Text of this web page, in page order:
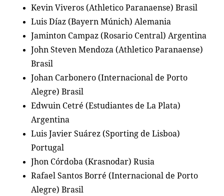
Kevin Viveros (Athletico Paranaense) Brasil
Luis Díaz (Bayern Múnich) Alemania
Jaminton Campaz (Rosario Central) Argentina
John Steven Mendoza (Athletico Paranaense)
Brasil
Johan Carbonero (Internacional de Porto
Alegre) Brasil
Edwuin Cetré (Estudiantes de La Plata)
Argentina
Luis Javier Suárez (Sporting de Lisboa)
Portugal
Jhon Córdoba (Krasnodar) Rusia
Rafael Santos Borré (Internacional de Porto
Alegre) Brasil